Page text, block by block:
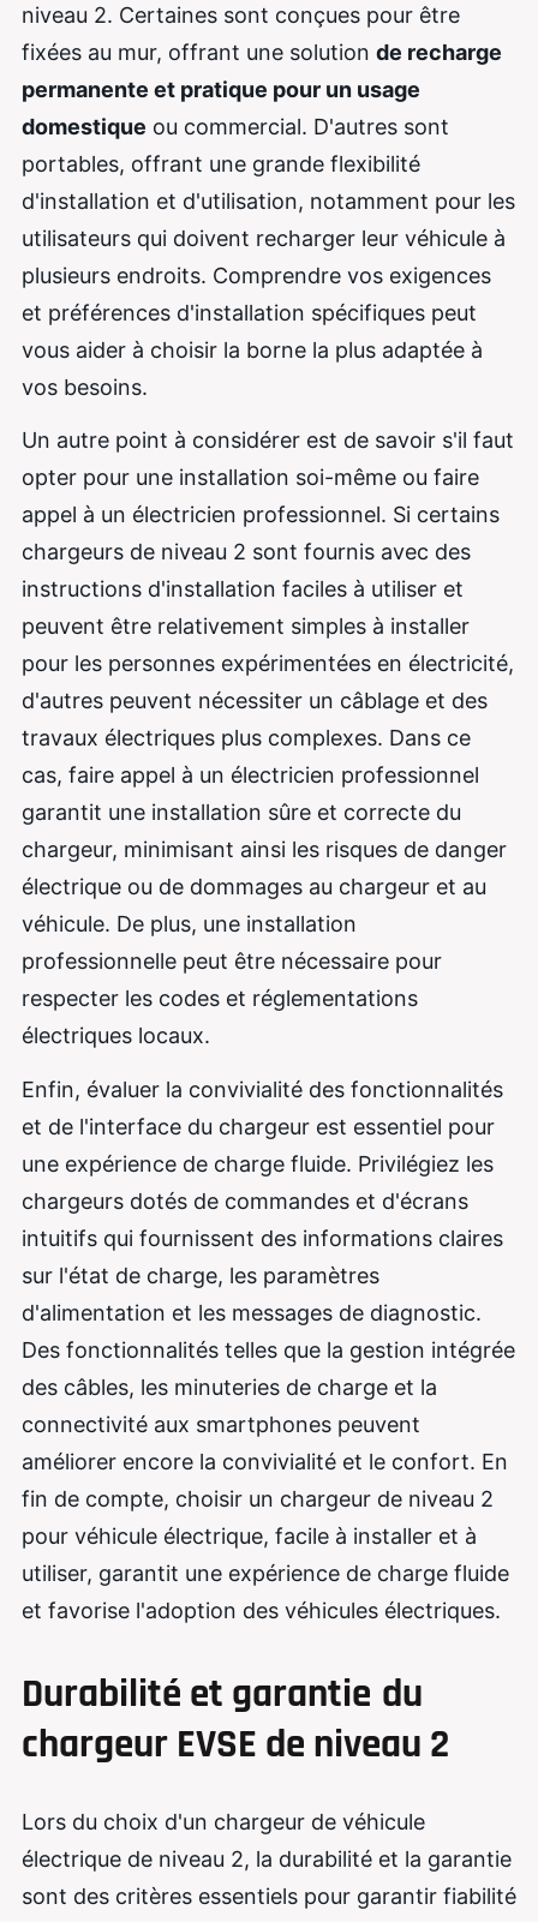
niveau 2. Certaines sont conçues pour être
fixées au mur, offrant une solution de recharge
permanente et pratique pour un usage
domestique ou commercial. D'autres sont
portables, offrant une grande flexibilité
d'installation et d'utilisation, notamment pour les
utilisateurs qui doivent recharger leur véhicule à
plusieurs endroits. Comprendre vos exigences
et préférences d'installation spécifiques peut
vous aider à choisir la borne la plus adaptée à
vos besoins.
Un autre point à considérer est de savoir s'il faut
opter pour une installation soi-même ou faire
appel à un électricien professionnel. Si certains
chargeurs de niveau 2 sont fournis avec des
instructions d'installation faciles à utiliser et
peuvent être relativement simples à installer
pour les personnes expérimentées en électricité,
d'autres peuvent nécessiter un câblage et des
travaux électriques plus complexes. Dans ce
cas, faire appel à un électricien professionnel
garantit une installation sûre et correcte du
chargeur, minimisant ainsi les risques de danger
électrique ou de dommages au chargeur et au
véhicule. De plus, une installation
professionnelle peut être nécessaire pour
respecter les codes et réglementations
électriques locaux.
Enfin, évaluer la convivialité des fonctionnalités
et de l'interface du chargeur est essentiel pour
une expérience de charge fluide. Privilégiez les
chargeurs dotés de commandes et d'écrans
intuitifs qui fournissent des informations claires
sur l'état de charge, les paramètres
d'alimentation et les messages de diagnostic.
Des fonctionnalités telles que la gestion intégrée
des câbles, les minuteries de charge et la
connectivité aux smartphones peuvent
améliorer encore la convivialité et le confort. En
fin de compte, choisir un chargeur de niveau 2
pour véhicule électrique, facile à installer et à
utiliser, garantit une expérience de charge fluide
et favorise l'adoption des véhicules électriques.
Durabilité et garantie du
chargeur EVSE de niveau 2
Lors du choix d'un chargeur de véhicule
électrique de niveau 2, la durabilité et la garantie
sont des critères essentiels pour garantir fiabilité